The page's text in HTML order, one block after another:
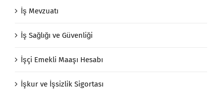
İş Mevzuatı
İş Sağlığı ve Güvenliği
İşçi Emekli Maaşı Hesabı
İşkur ve İşsizlik Sigortası